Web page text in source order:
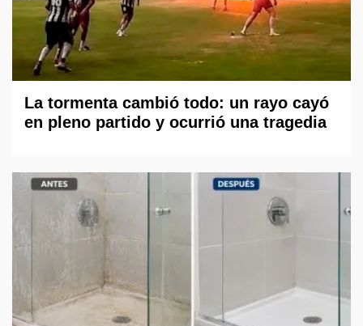
La tormenta cambió todo: un rayo cayó
en pleno partido y ocurrió una tragedia